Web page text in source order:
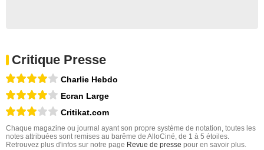
Critique Presse
Charlie Hebdo
Ecran Large
Critikat.com
Chaque magazine ou journal ayant son propre système de notation, toutes les
notes attribuées sont remises au barême de AlloCiné, de 1 à 5 étoiles.
Retrouvez plus d'infos sur notre page Revue de presse pour en savoir plus.